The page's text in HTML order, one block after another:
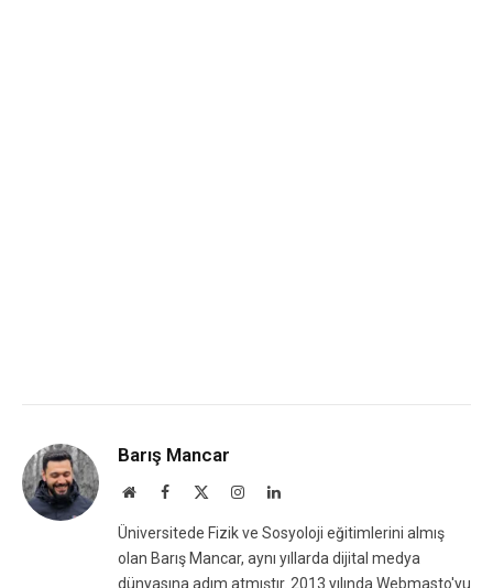
Barış Mancar
WebsiteFacebook InstagramLinkedIn
Üniversitede Fizik ve Sosyoloji eğitimlerini almış
olan Barış Mancar, aynı yıllarda dijital medya
dünyasına adım atmıştır. 2013 yılında Webmasto'yu